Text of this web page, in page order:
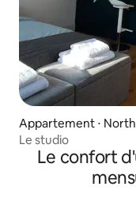
Appartement ⋅
Le studio
Le confort